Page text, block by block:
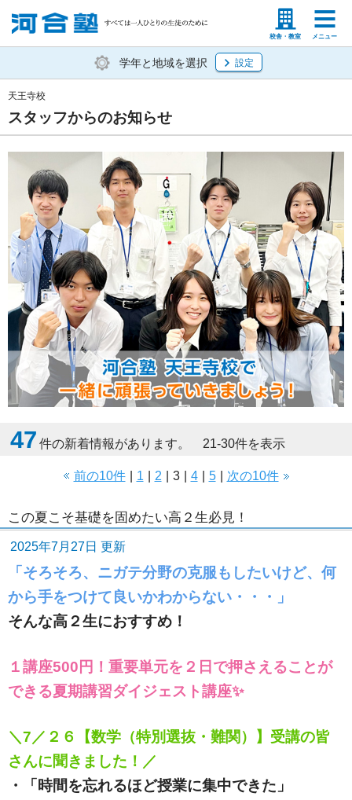
校舎・教室 メニュー
塾生の方 高等学校の先生
学年と地域を選択 設定
スタッフからのお知らせ
天王寺校
47 件の新着情報があります。 21-30件を表示
前の10件 1 2 3 4 5 次の10件
この夏こそ基礎を固めたい高２生必見！
2025年7月27日 更新
「そろそろ、ニガテ分野の克服もしたいけど、何
から手をつけて良いかわからない・・・」
そんな高２生におすすめ！
１講座500円！重要単元を２日で押さえることが
できる夏期講習ダイジェスト講座✨
＼7／２６【数学（特別選抜・難関）】受講の皆
さんに聞きました！／
・「時間を忘れるほど授業に集中できた」